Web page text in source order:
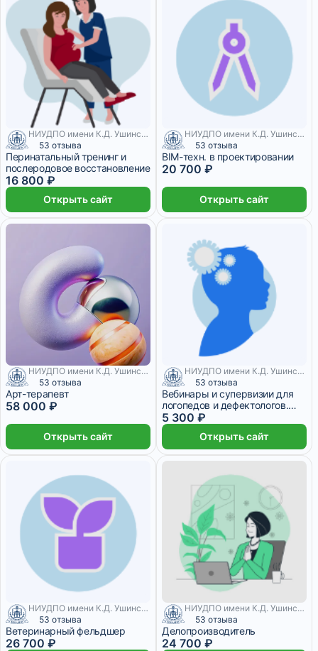
НИУДПО имени К.Д. Ушинского
53 отзыва
Перинатальный тренинг и
послеродовое восстановление
16 800 ₽
Открыть сайт
НИУДПО имени К.Д. Ушинского
53 отзыва
BIM-техн. в проектировании
20 700 ₽
Открыть сайт
НИУДПО имени К.Д. Ушинского
53 отзыва
Арт-терапевт
58 000 ₽
Открыть сайт
НИУДПО имени К.Д. Ушинского
53 отзыва
Вебинары и супервизии для
логопедов и дефектологов.
Ресурс профессионального
развития
5 300 ₽
Открыть сайт
НИУДПО имени К.Д. Ушинского
53 отзыва
Ветеринарный фельдшер
26 700 ₽
НИУДПО имени К.Д. Ушинского
53 отзыва
Делопроизводитель
24 700 ₽